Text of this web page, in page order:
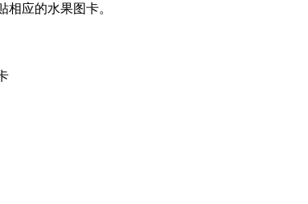
相应的水果图卡。